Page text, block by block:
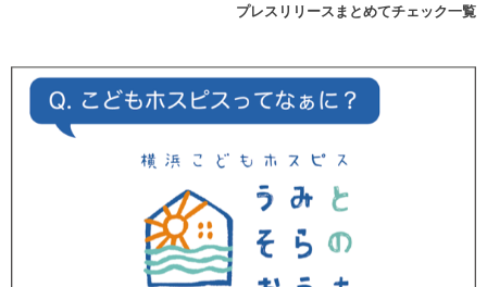
プレスリリースまとめてチェック一覧